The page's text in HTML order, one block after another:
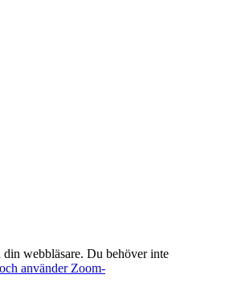
webbläsare. Du behöver inte
använder Zoom-